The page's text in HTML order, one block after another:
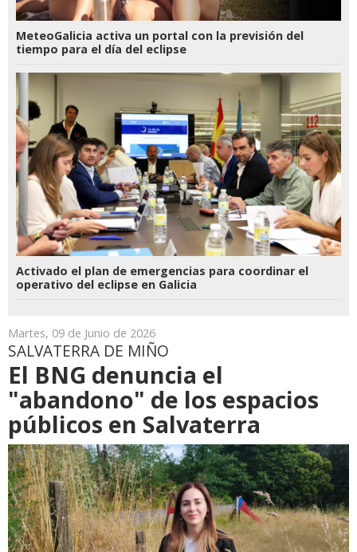
MeteoGalicia activa un portal con la previsión del
tiempo para el día del eclipse
Activado el plan de emergencias para coordinar el
operativo del eclipse en Galicia
Martes, 09 de Junio de 2026
SALVATERRA DE MIÑO
El BNG denuncia el
"abandono" de los espacios
públicos en Salvaterra